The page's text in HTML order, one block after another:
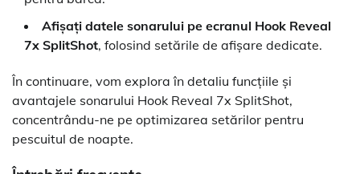
Afișați datele sonarului pe ecranul Hook Reveal
7x SplitShot, folosind setările de afișare dedicate.
În continuare, vom explora în detaliu funcțiile și
avantajele sonarului Hook Reveal 7x SplitShot,
concentrându-ne pe optimizarea setărilor pentru
pescuitul de noapte.